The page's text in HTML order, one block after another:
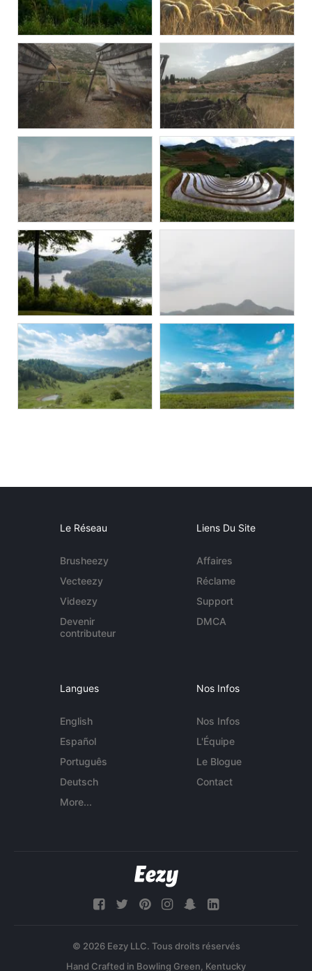
Le Réseau
Brusheezy
Vecteezy
Videezy
Devenir
contributeur
Liens Du Site
Affaires
Réclame
Support
DMCA
Langues
English
Español
Português
Deutsch
More...
Nos Infos
Nos Infos
L'Équipe
Le Blogue
Contact
© 2026 Eezy LLC. Tous droits réservés